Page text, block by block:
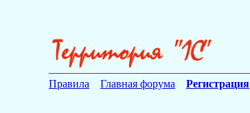
Правила Главная форума Регистрация